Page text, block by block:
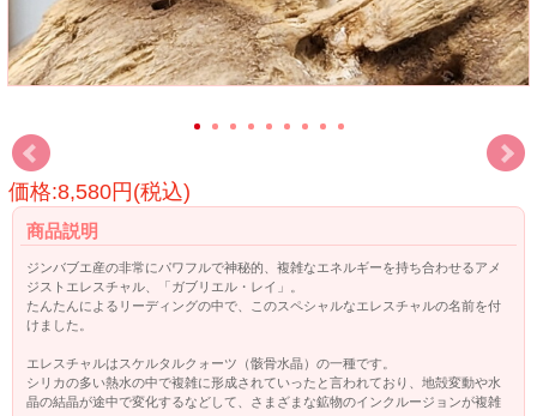
価格:8,580円(税込)
商品説明
ジンバブエ産の非常にパワフルで神秘的、複雑なエネルギーを持ち合わせるアメ
ジストエレスチャル、「ガブリエル・レイ」。
たんたんによるリーディングの中で、このスペシャルなエレスチャルの名前を付
けました。
エレスチャルはスケルタルクォーツ（骸骨水晶）の一種です。
シリカの多い熱水の中で複雑に形成されていったと言われており、地殻変動や水
晶の結晶が途中で変化するなどして、さまざまな鉱物のインクルージョンが複雑